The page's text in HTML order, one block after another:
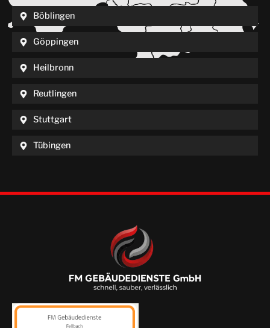
Böblingen
Göppingen
Heilbronn
Reutlingen
Stuttgart
Tübingen